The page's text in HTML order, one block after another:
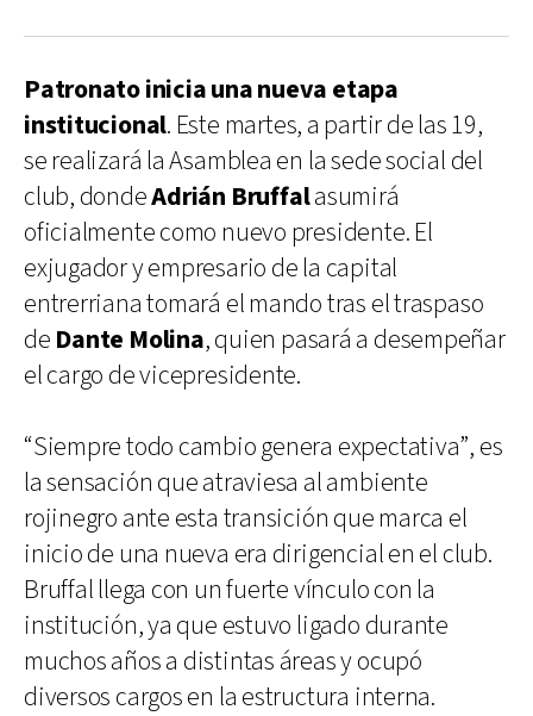
Patronato inicia una nueva etapa
institucional. Este martes, a partir de las 19,
se realizará la Asamblea en la sede social del
club, dondeAdrián Bruffalasumirá
oficialmente como nuevo presidente. El
exjugador y empresario de la capital
entrerriana tomará el mando tras el traspaso
de Dante Molina, quien pasará a desempeñar
el cargo de vicepresidente.
“Siempre todo cambio genera expectativa”, es
la sensación que atraviesa al ambiente
rojinegro ante esta transición que marca el
inicio de una nueva era dirigencial en el club.
Bruffal llega con un fuerte vínculo con la
institución, ya que estuvo ligado durante
muchos años a distintas áreas y ocupó
diversos cargos en la estructura interna.